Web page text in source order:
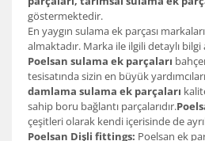
göstermektedir.
En yaygın sulama ek parçası
almaktadır. Marka ile ilgili detaylı
Poelsan sulama ek parçaları
tesisatında sizin en büyük
damlama sulama ek parçaları
sahip boru bağlantı parçalarıdır.
çeşitleri olarak kendi içerisinde de
Poelsan Dişli fittings: Poelsan ek